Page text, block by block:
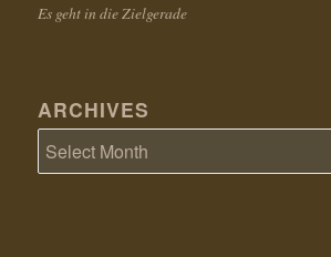
Es geht in die Zielgerade
ARCHIVES